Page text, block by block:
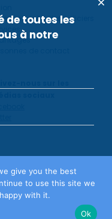
give you the best
to use this site we
with it.
Ok
contre des policiers
de toutes les
à notre